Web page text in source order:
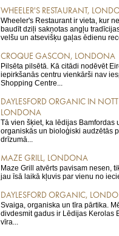
WHEELER'S RESTAURANT,
Wheeler's Restaurant ir vieta, kur
baudīt dziļi sakņotas angļu
velšu un atsevišķu gaļas ēdienu
CROQUE GASCON, LONDONA
Pilsēta pilsētā. Kā citādi nodēvēt
iepirkšanās centru vienkārši nav
Shopping Centre...
DAYLESFORD ORGANIC IN
LONDONA
Tā vien šķiet, ka lēdijas Bamfordas
organiskās un bioloģiski audzētās
drīzumā...
MAZE GRILL, LONDONA
Maze Grill atvērts pavisam nesen,
jau īsā laikā kļuvis par vienu no
DAYLESFORD ORGANIC,
Svaiga, organiska un tīra pārtika.
divdesmit gadus ir Lēdijas Kerolas
vīra...